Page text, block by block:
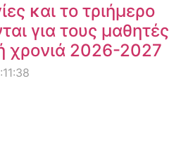
και το τριήμερο
για τους μαθητές
χρονιά 2026-2027